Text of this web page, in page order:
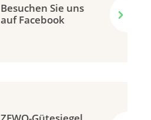
Besuchen Sie uns
auf Facebook